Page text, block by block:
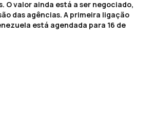
O valor ainda está a ser negociado,
das agências. A primeira ligação
está agendada para 16 de